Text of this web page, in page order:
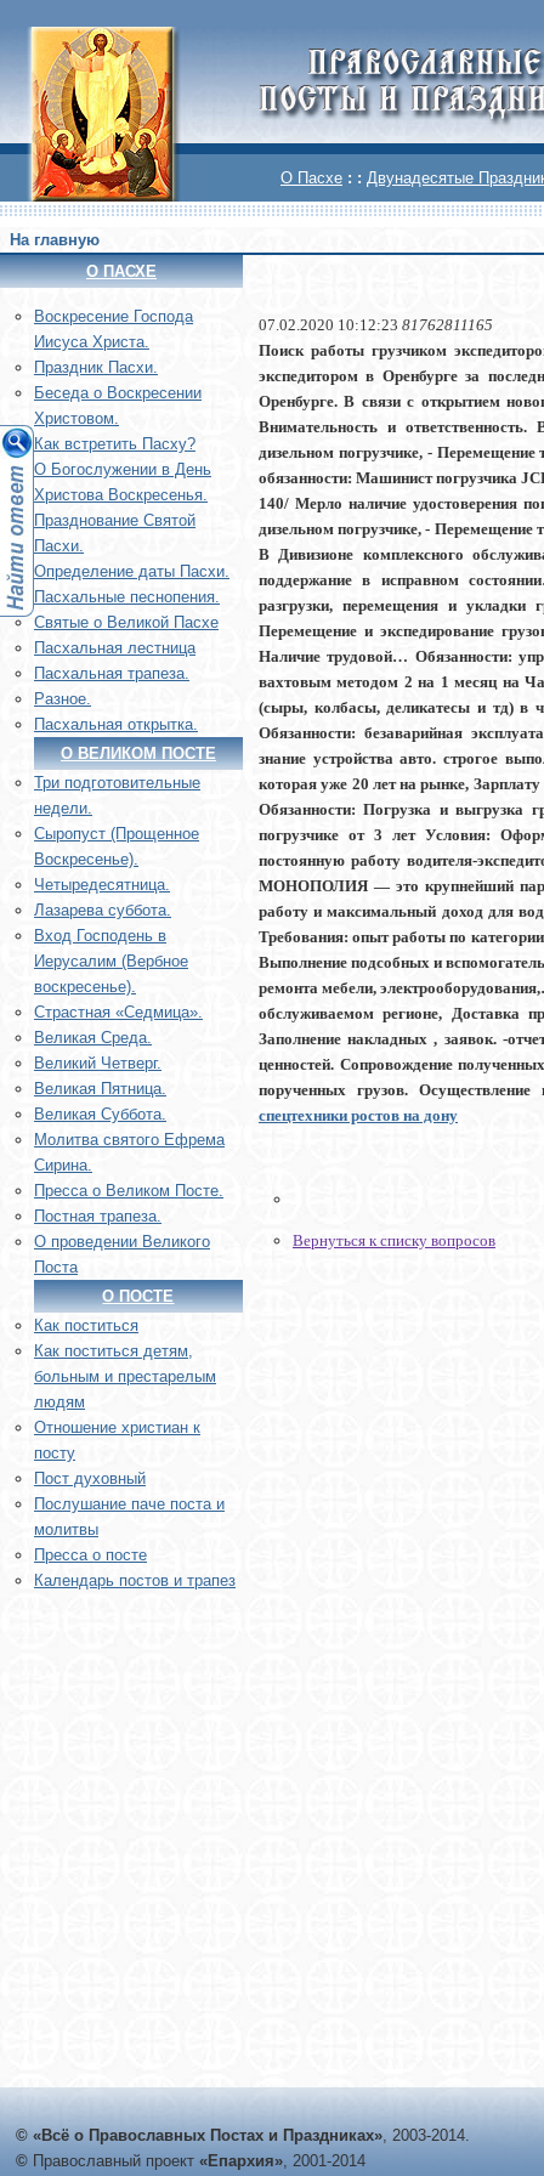
О Пасхе : : Двунадесятые
На главную
О ПАСХЕ
Воскреcение Господа
Иисуса Христа.
Праздник Пасхи.
Беседа о Воскресении
Христовом.
Как встретить Пасху?
О Богослужении в День
Христова Воскресенья.
Празднование Святой
Пасхи.
Определение даты Пасхи.
Пасхальные песнопения.
Святые о Великой Пасхе
Пасхальная лестница
Пасхальная трапеза.
Разное.
Пасхальная открытка.
О ВЕЛИКОМ ПОСТЕ
Три подготовительные
недели.
Сыропуст (Прощенное
Воскресенье).
Четыредесятница.
Лазарева суббота.
Вход Господень в
Иерусалим (Вербное
воскресенье).
Страстная «Седмица».
Великая Среда.
Великий Четверг.
Великая Пятница.
Великая Суббота.
Молитва святого Ефрема
Сирина.
Пресса о Великом Посте.
Постная трапеза.
О проведении Великого
Поста
О ПОСТЕ
Как поститься
Как поститься детям,
больным и престарелым
людям
Отношение христиан к
посту
Пост духовный
Послушание паче поста и
молитвы
Пресса о посте
Календарь постов и трапез
07.02.2020 10:12:23 81762811165
Поиск работы грузчиком
экспедитором в Оренбурге за
Оренбурге. В связи с открытием
Внимательность и
дизельном погрузчике, -
обязанности: Машинист погрузчика
140/ Мерло наличие удостоверения
дизельном погрузчике, - Перемещение
В Дивизионе комплексного
поддержание в исправном
разгрузки, перемещения и укладки
Перемещение и экспедирование
Наличие трудовой… Обязанности:
вахтовым методом 2 на 1 месяц на
(сыры, колбасы, деликатесы и тд) в
Обязанности: безаварийная
знание устройства авто. строгое
которая уже 20 лет на рынке,
Обязанности: Погрузка и выгрузка
погрузчике от 3 лет Условия:
постоянную работу водителя-
МОНОПОЛИЯ — это крупнейший парк
работу и максимальный доход для
Требования: опыт работы по
Выполнение подсобных и
ремонта мебели,
обслуживаемом регионе, Доставка
Заполнение накладных , заявок. -
ценностей. Сопровождение
порученных грузов.
спецтехники ростов на дону
Вернуться к списку вопросов
© «Всё о Православных Постах и Праздниках», 2003-2014.
© Православный проект «Епархия», 2001-2014